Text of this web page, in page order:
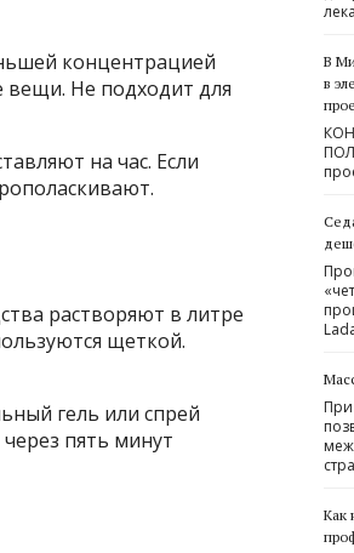
концентрацией
вещи. Не подходит для
на час. Если
растворяют в литре
щеткой.
гель или спрей
пять минут
В
в
При
Как